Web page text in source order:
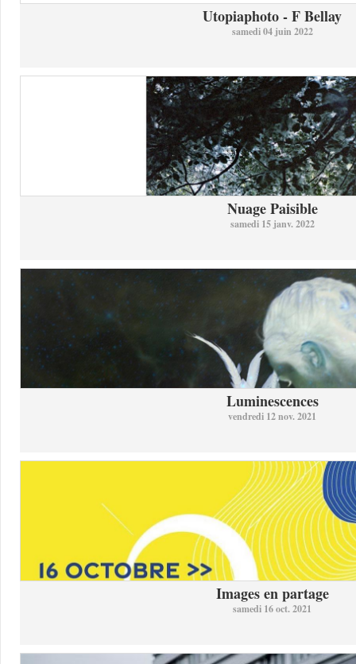
Utopiaphoto - F Bellay
samedi 04 juin 2022
Nuage Paisible
samedi 15 janv. 2022
Luminescences
vendredi 12 nov. 2021
Images en partage
samedi 16 oct. 2021